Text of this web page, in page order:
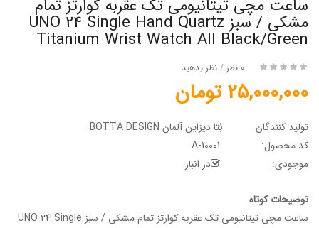
ساعت مچی تیتانیومی تک عقربه کوارتز تمام
مشکی / سبز UNO 24 Single Hand Quartz
Titanium Wrist Watch All Black/Green
0 نظر / نظر بدهید
25,000,000 تومان
تولید کنندگان
بُتا دیزاین آلمان BOTTA DESIGN
کد محصول:
موجودی:
در انبار
توضیحات کوتاه
ساعت مچی تیتانیومی تک عقربه کوارتز تمام مشکی / سبز UNO 24 Single